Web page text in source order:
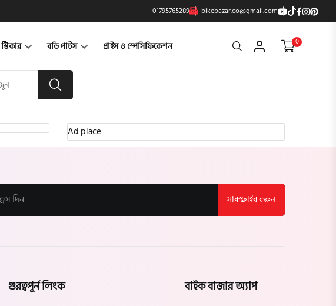
01795765289 bikebazar.co@gmail.com
স্টিকার বডি পার্টস প্রাইস ও স্পেসিফিকেশন Search 0
Ad place
সাবস্ক্রাইব করুন
গুরত্বপূর্ন লিংক বাইক বাজার অ্যাপ